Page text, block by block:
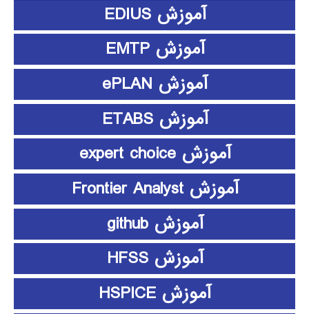
آموزش EDIUS
آموزش EMTP
آموزش ePLAN
آموزش ETABS
آموزش expert choice
آموزش Frontier Analyst
آموزش github
آموزش HFSS
آموزش HSPICE